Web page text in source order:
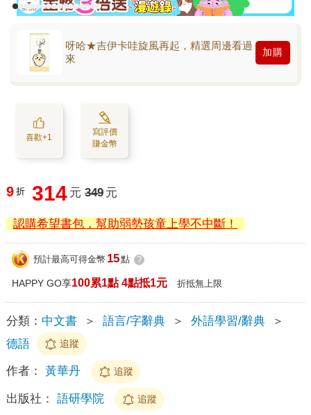
呀哈★吉伊卡哇旋風再起，精選周邊看過
來
加購
喜歡+1
寫評價
賺金幣
9 折 314 元 349 元
認購希望書包，幫助弱勢孩童上學不中斷！
預計最高可得金幣 15點 ?
HAPPY GO享100累1點 4點抵1元 折抵無上限
分類： 中文書 ＞ 語言/字辭典 ＞ 外語學習/辭典
＞
德語
追蹤
作者： 黃華丹 追蹤
出版社： 語研學院 追蹤